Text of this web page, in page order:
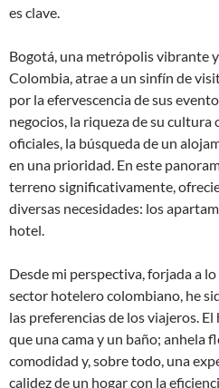
es clave.
Bogotá, una metrópolis vibrante
Colombia, atrae a un sinfín de
por la efervescencia de sus
negocios, la riqueza de su cultura
oficiales, la búsqueda de un
en una prioridad. En este
terreno significativamente,
diversas necesidades: los
hotel.
Desde mi perspectiva, forjada a
sector hotelero colombiano, he
las preferencias de los viajeros.
que una cama y un baño; anhela
comodidad y, sobre todo, una
calidez de un hogar con la